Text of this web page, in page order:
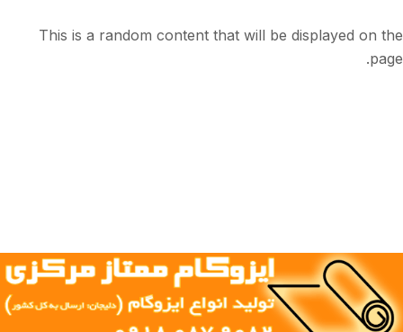
This is a random content that will be displayed on the
page.